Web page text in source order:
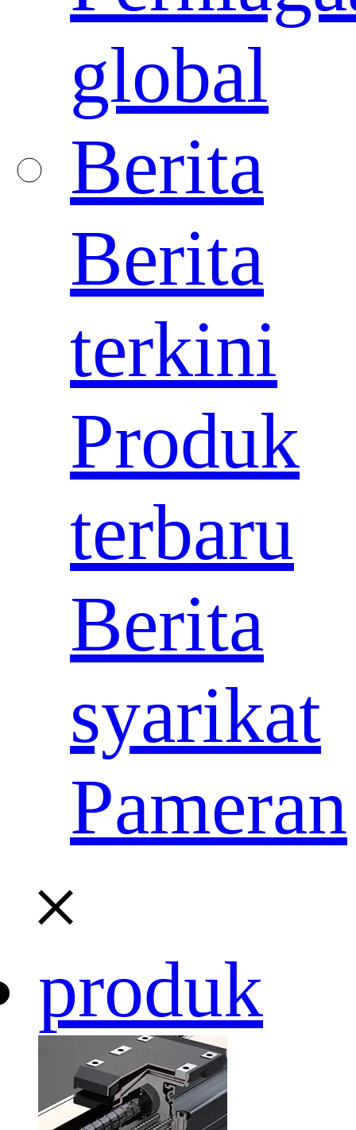
global
Berita
Berita
terkini
Produk
terbaru
Berita
syarikat
Pameran
produk